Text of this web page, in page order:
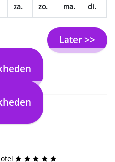
za.
zo.
ma.
di.
Later >>